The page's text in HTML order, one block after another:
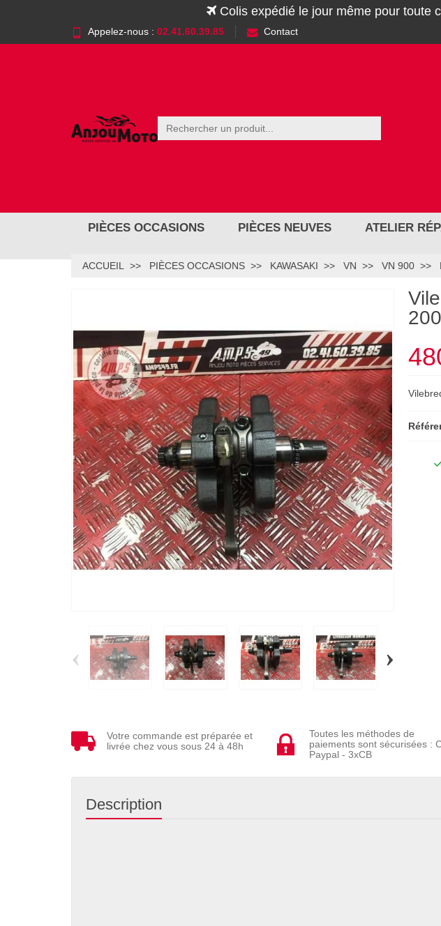
Colis expédié le jour même pour toute
Appelez-nous : 02.41.60.39.85 Contact
PIÈCES OCCASIONS PIÈCES NEUVES ATELIER
ACCUEIL PIÈCES OCCASIONS KAWASAKI VN VN 900
‹ ›
Votre commande est préparée et
livrée chez vous sous 24 à 48h
Toutes les méthodes de
paiements sont sécurisées :
Paypal - 3xCB
Description